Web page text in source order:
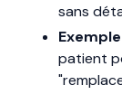
sans
patient